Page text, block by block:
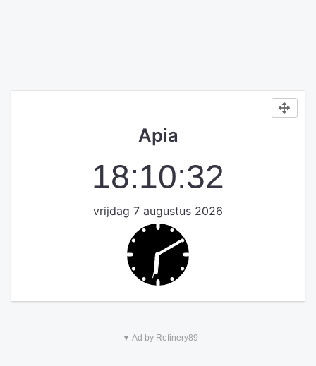
Apia
18:10:32
vrijdag 7 augustus 2026
▼ Ad by Refinery89